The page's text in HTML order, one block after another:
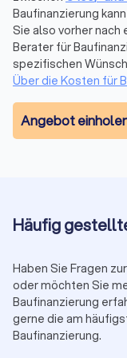
Die Beratung für die
Finanzsituation und
spielen eine
von
angepassten
Gegenüber, das mit
überzeugt.
ausreichend sein
Informieren Sie sich
die Baufinanzierung
Abrechnung der
Baufinanzierung
Die Berechnung der
Baufinanzierung
Baufinanzierung
Sie also vorher nach
Berater für
spezifischen
Über die Kosten für
Angebot
Häufig
Haben Sie Fragen
oder möchten Sie
Baufinanzierung
gerne die am
Baufinanzierung.